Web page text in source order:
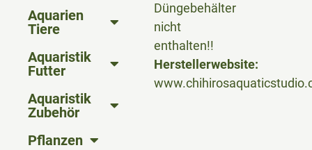
Aquarien
Tiere
Aquaristik
Futter
Aquaristik
Zubehör
Pflanzen
Düngebehälter
nicht
enthalten!!
Herstellerwebsite: